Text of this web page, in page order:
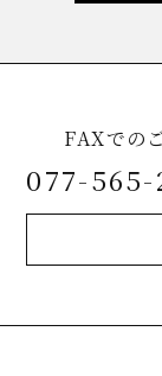
FAXでの
077-565-